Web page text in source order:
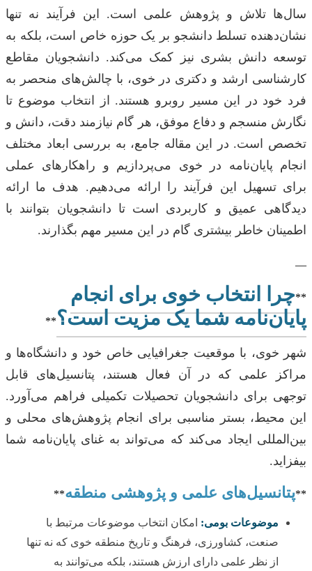
سال‌ها تلاش و پژوهش علمی است. این فرآیند نه تنها
نشان‌دهنده تسلط دانشجو بر یک حوزه خاص است، بلکه به
توسعه دانش بشری نیز کمک می‌کند. دانشجویان مقاطع
کارشناسی ارشد و دکتری در خوی، با چالش‌های منحصر به
فرد خود در این مسیر روبرو هستند. از انتخاب موضوع تا
نگارش منسجم و دفاع موفق، هر گام نیازمند دقت، دانش و
تخصص است. در این مقاله جامع، به بررسی ابعاد مختلف
انجام پایان‌نامه در خوی می‌پردازیم و راهکارهای عملی
برای تسهیل این فرآیند را ارائه می‌دهیم. هدف ما ارائه
دیدگاهی عمیق و کاربردی است تا دانشجویان بتوانند با
اطمینان خاطر بیشتری گام در این مسیر مهم بگذارند.
—
**چرا انتخاب خوی برای انجام
پایان‌نامه شما یک مزیت است؟**
شهر خوی، با موقعیت جغرافیایی خاص خود و دانشگاه‌ها و
مراکز علمی که در آن فعال هستند، پتانسیل‌های قابل
توجهی برای دانشجویان تحصیلات تکمیلی فراهم می‌آورد.
این محیط، بستر مناسبی برای انجام پژوهش‌های محلی و
بین‌المللی ایجاد می‌کند که می‌تواند به غنای پایان‌نامه شما
بیفزاید.
**پتانسیل‌های علمی و پژوهشی منطقه**
موضوعات بومی: امکان انتخاب موضوعات مرتبط با
صنعت، کشاورزی، فرهنگ و تاریخ منطقه خوی که نه تنها
از نظر علمی دارای ارزش هستند، بلکه می‌توانند به